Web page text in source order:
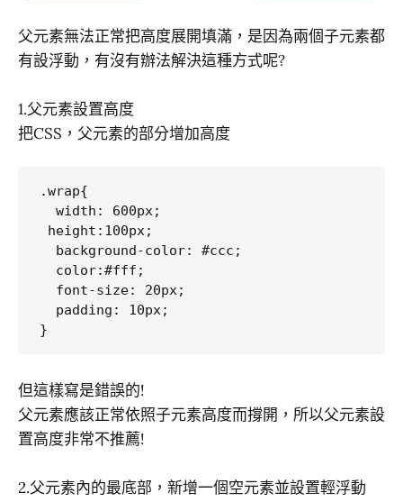
父元素無法正常把高度展開填滿，是因為兩個子元素都
有設浮動，有沒有辦法解決這種方式呢?
1.父元素設置高度
把CSS，父元素的部分增加高度
.wrap{
  width: 600px;
height:100px;
  background-color: #ccc;
  color:#fff;
  font-size: 20px;
  padding: 10px;
但這樣寫是錯誤的!
父元素應該正常依照子元素高度而撐開，所以父元素設
置高度非常不推薦!
2.父元素內的最底部，新增一個空元素並設置輕浮動